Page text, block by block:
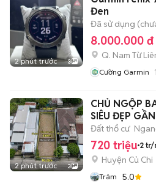
2 phút trước 3
Đen
Đã sử dụng
8.000.000 đ
Q. Nam Từ
Cường Garmin
2 phút trước 3
CHỦ NGỘP
SIÊU ĐẸP
CHI
Đất thổ cư
720 triệu 2 tr/
Huyện Củ Chi
Trâm 5.0